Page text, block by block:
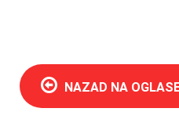
NAZAD NA